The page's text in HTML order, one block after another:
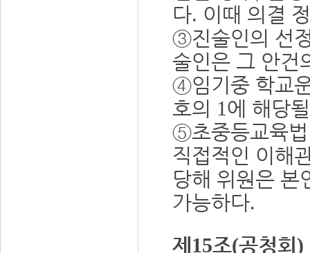
다. 이때 의결
③진술인의 선
술인은 그 안건
④임기중 학교
호의 1에 해당
⑤초중등교육
직접적인 이해
당해 위원은 본
가능하다.
제 15조(공청회 )